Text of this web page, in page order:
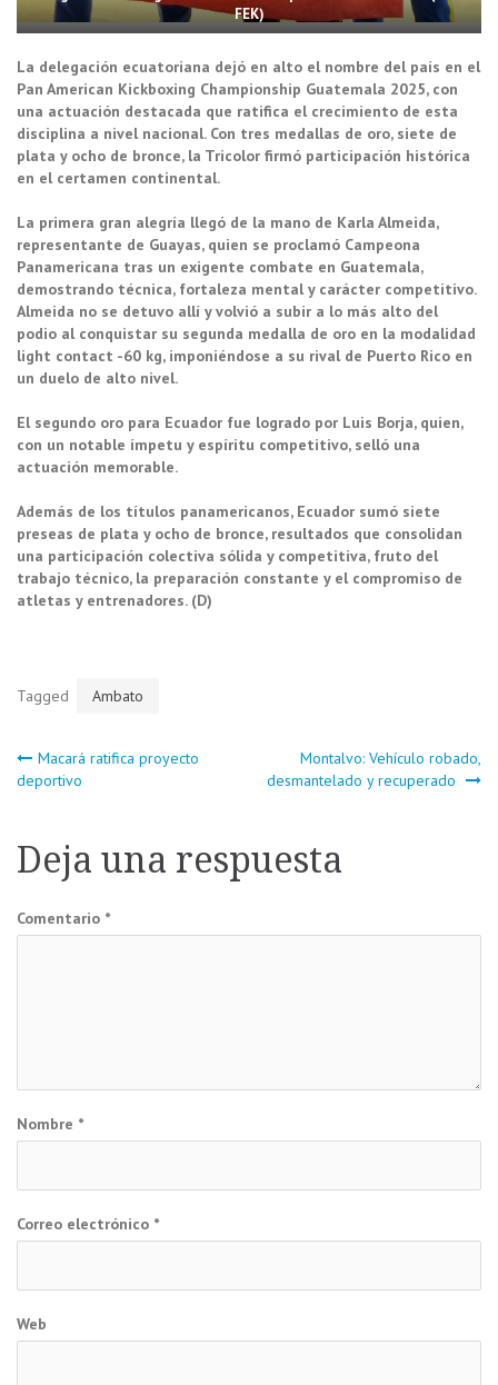
FEK)
La delegación ecuatoriana dejó en alto el nombre del país en el
Pan American Kickboxing Championship Guatemala 2025, con
una actuación destacada que ratifica el crecimiento de esta
disciplina a nivel nacional. Con tres medallas de oro, siete de
plata y ocho de bronce, la Tricolor firmó participación histórica
en el certamen continental.
La primera gran alegría llegó de la mano de Karla Almeida,
representante de Guayas, quien se proclamó Campeona
Panamericana tras un exigente combate en Guatemala,
demostrando técnica, fortaleza mental y carácter competitivo.
Almeida no se detuvo allí y volvió a subir a lo más alto del
podio al conquistar su segunda medalla de oro en la modalidad
light contact -60 kg, imponiéndose a su rival de Puerto Rico en
un duelo de alto nivel.
El segundo oro para Ecuador fue logrado por Luis Borja, quien,
con un notable ímpetu y espíritu competitivo, selló una
actuación memorable.
Además de los títulos panamericanos, Ecuador sumó siete
preseas de plata y ocho de bronce, resultados que consolidan
una participación colectiva sólida y competitiva, fruto del
trabajo técnico, la preparación constante y el compromiso de
atletas y entrenadores. (D)
Tagged Ambato
Navegación
entradas
Macará ratifica proyecto
deportivo
Montalvo: Vehículo robado,
desmantelado y recuperado
Deja una respuesta
Comentario *
Nombre *
Correo electrónico *
Web